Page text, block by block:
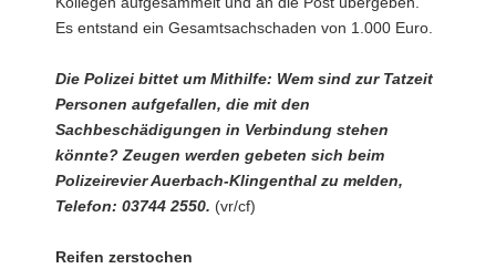
Es entstand ein Gesamtsachschaden von 1.000 Euro.
Die Polizei bittet um Mithilfe: Wem sind zur Tatzeit
Personen aufgefallen, die mit den
Sachbeschädigungen in Verbindung stehen
könnte? Zeugen werden gebeten sich beim
Polizeirevier Auerbach-Klingenthal zu melden,
Telefon: 03744 2550. (vr/cf)
Reifen zerstochen